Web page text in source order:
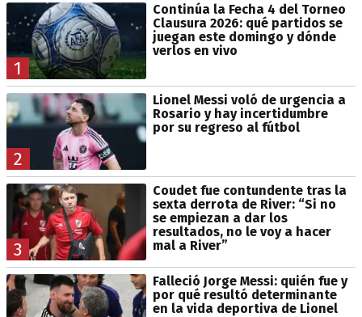
1
Continúa la Fecha 4 del Torneo
Clausura 2026: qué partidos se
juegan este domingo y dónde
verlos en vivo
2
Lionel Messi voló de urgencia a
Rosario y hay incertidumbre
por su regreso al fútbol
3
Coudet fue contundente tras la
sexta derrota de River: “Si no
se empiezan a dar los
resultados, no le voy a hacer
mal a River”
Falleció Jorge Messi: quién fue y
por qué resultó determinante
en la vida deportiva de Lionel